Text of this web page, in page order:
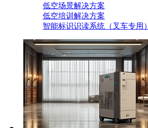
低空场景解决方案
低空培训解决方案
智能标识识读系统（叉车专用）